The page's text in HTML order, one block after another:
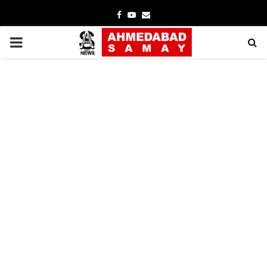
Facebook
YoutubeEmail
PRIMARY